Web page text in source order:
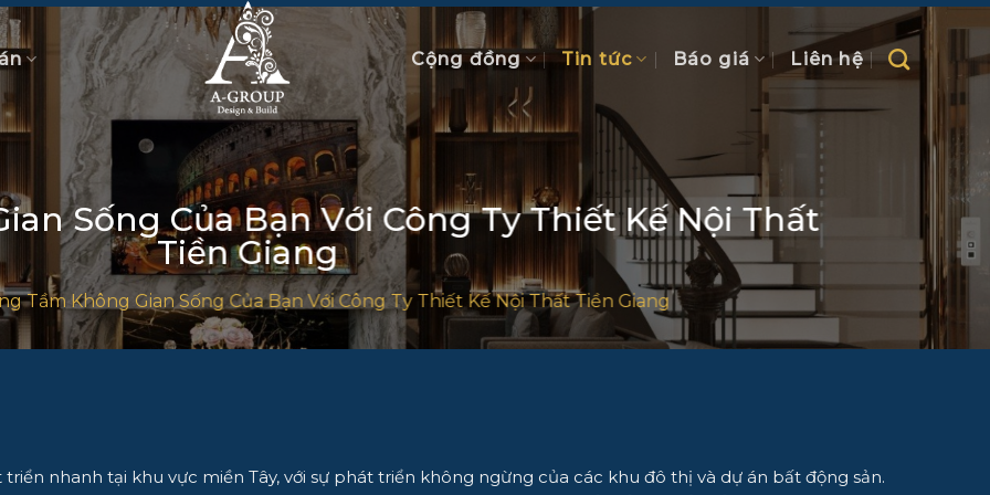
Cộng đồng Tin tức Báo giá Liên hệ
Sống Của Bạn Với Công Ty Thiết Kế Nội Thất
Tiền Giang
Tầm Không Gian Sống Của Bạn Với Công Ty Thiết Kế Nội Thất Tiền Giang
nhanh tại khu vực miền Tây, với sự phát triển không ngừng của các khu đô thị và dự án bất động sản.